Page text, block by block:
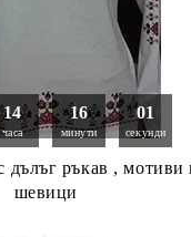
14
часа
16
минути
00
секунди
дълъг ръкав , мотиви
шевици